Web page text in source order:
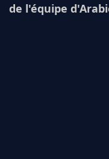
de l'équipe